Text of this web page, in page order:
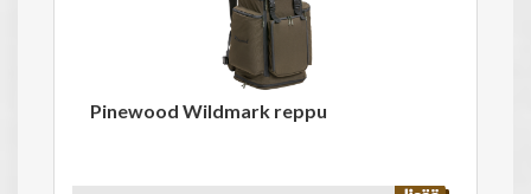
Pinewood Wildmark reppu